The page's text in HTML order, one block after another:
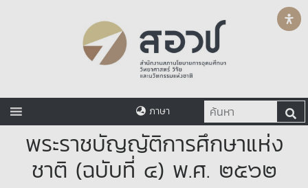
ภาษา
พระราชบัญญัติการศึกษาแห่ง
ชาติ (ฉบับที่ ๔) พ.ศ. ๒๕๖๒